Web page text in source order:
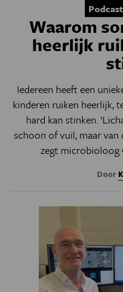
Podcast
Waarom
heerlijk
Iedereen heeft een
kinderen ruiken heerlijk,
hard kan stinken.
schoon of vuil, maar van
zegt microbioloog
Door